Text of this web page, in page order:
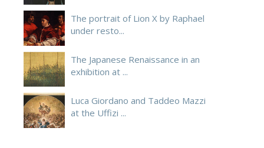
The portrait of Lion X by Raphael
under resto...
The Japanese Renaissance in an
exhibition at ...
Luca Giordano and Taddeo Mazzi
at the Uffizi ...